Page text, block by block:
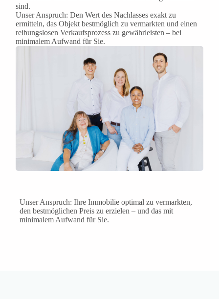
sind.
Unser Anspruch: Den Wert des Nachlasses exakt zu
ermitteln, das Objekt bestmöglich zu vermarkten und einen
reibungslosen Verkaufsprozess zu gewährleisten – bei
minimalem Aufwand für Sie.
Unser Anspruch: Ihre Immobilie optimal zu vermarkten,
den bestmöglichen Preis zu erzielen – und das mit
minimalem Aufwand für Sie.